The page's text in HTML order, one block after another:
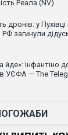
Реала (NV)
дронів: у Пухівці
загинули
Інфантіно
УЄФА — The